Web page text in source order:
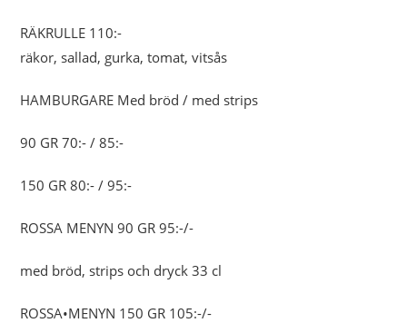
RÄKRULLE 110:-
räkor, sallad, gurka, tomat, vitsås
HAMBURGARE Med bröd / med strips
90 GR 70:- / 85:-
150 GR 80:- / 95:-
ROSSA MENYN 90 GR 95:-/-
med bröd, strips och dryck 33 cl
ROSSA•MENYN 150 GR 105:-/-